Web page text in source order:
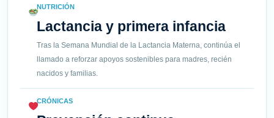
NUTRICIÓN
Lactancia y primera infancia
Tras la Semana Mundial de la Lactancia Materna, continúa el
llamado a reforzar apoyos sostenibles para madres, recién
nacidos y familias.
CRÓNICAS